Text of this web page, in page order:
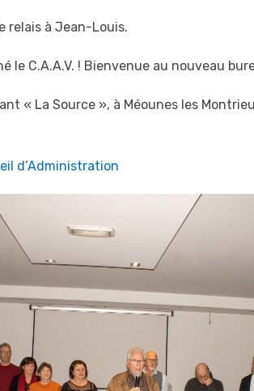
relais à Jean-Louis.
le C.A.A.V. ! Bienvenue au nouveau
« La Source », à Méounes les
d’Administration